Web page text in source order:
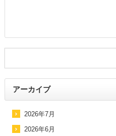
アーカイブ
2026年7月
2026年6月